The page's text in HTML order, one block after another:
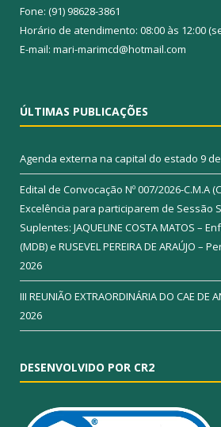
Fone: (91) 98628-3861
Horário de atendimento: 08:00 às 12:00
E-mail: mari-marimcd@hotmail.com
ÚLTIMAS PUBLICAÇÕES
Agenda externa na capital do estado 9
Edital de Convocação Nº 007/2026-C.M.A
Excelência para participarem de Sessão
Suplentes: JAQUELINE COSTA MATOS –
(MDB) e RUSEVEL PEREIRA DE ARAÚJO –
2026
III REUNIÃO EXTRAORDINÁRIA DO CAE DE
2026
DESENVOLVIDO POR CR2